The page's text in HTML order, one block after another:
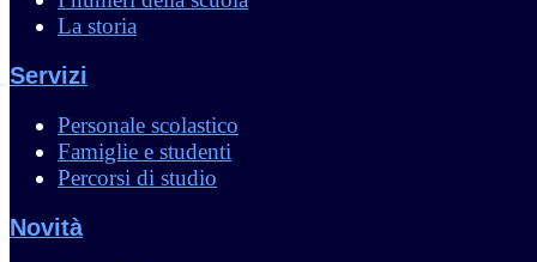
La storia
Servizi
Personale scolastico
Famiglie e studenti
Percorsi di studio
Novità